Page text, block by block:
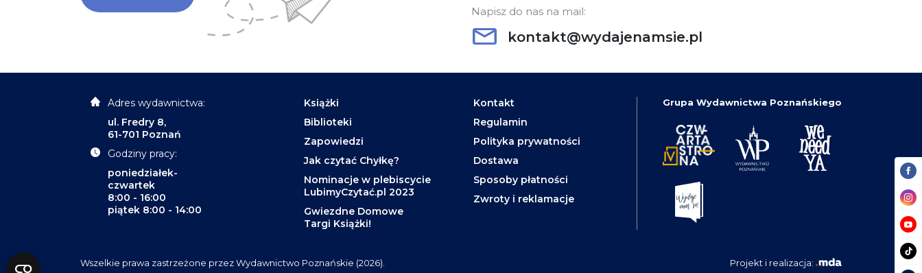
Napisz do nas na mail:
kontakt@wydajenamsie.pl
Adres wydawnictwa:
ul. Fredry 8,
61-701 Poznań
Godziny pracy:
poniedziałek-
czwartek
8:00 - 16:00
piątek 8:00 - 14:00
Książki
Biblioteki
Zapowiedzi
Jak czytać Chyłkę?
Nominacje w plebiscycie
LubimyCzytać.pl 2023
Gwiezdne Domowe
Targi Książki!
Kontakt
Regulamin
Polityka prywatności
Dostawa
Sposoby płatności
Zwroty i reklamacje
Grupa Wydawnictwa Poznańskiego
Wszelkie prawa zastrzeżone przez Wydawnictwo Poznańskie (2026). Projekt i realizacja: